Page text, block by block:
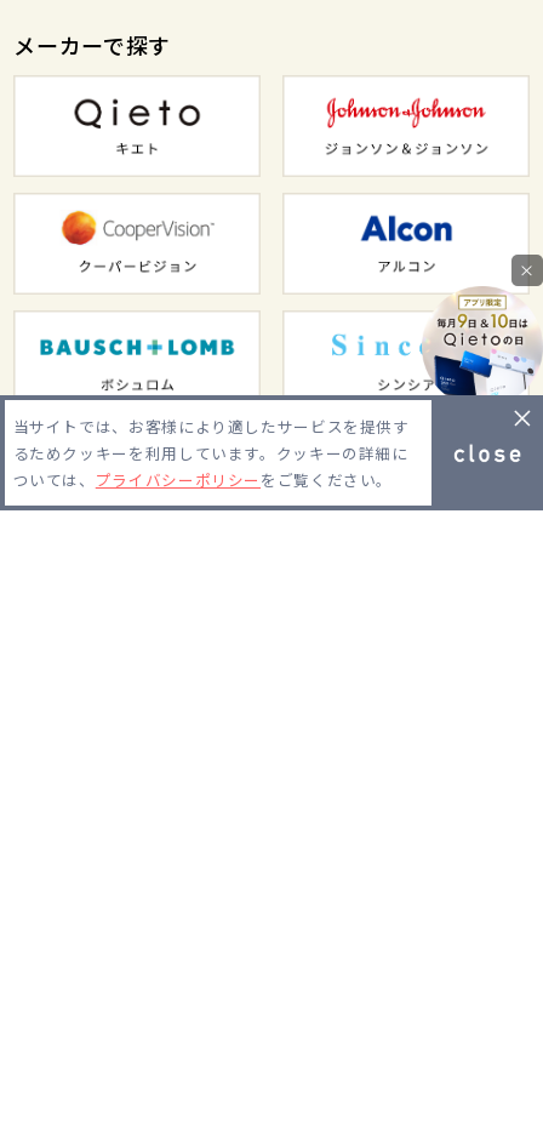
メーカーで探す
当サイトでは、お客様により適したサービスを提供す
るためクッキーを利用しています。クッキーの詳細に
ついては、 プライバシーポリシー をご覧ください。
×